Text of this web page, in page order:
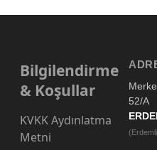
Bilgilendirme
& Koşullar
KVKK Aydınlatma
Metni
52/A